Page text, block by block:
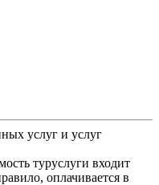
услуг и услуг
туруслуги входит
оплачивается в